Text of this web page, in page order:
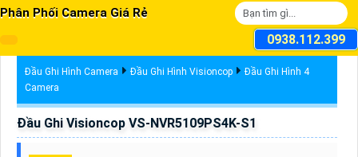
Phân Phối Camera Giá Rẻ
0938.112.399
Đầu Ghi Hình Camera Đầu Ghi Hình Visioncop
Đầu Ghi Hình 4
Camera
Đầu Ghi Visioncop VS-NVR5109PS4K-S1